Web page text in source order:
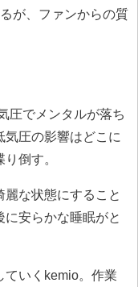
が、ファンからの質
圧でメンタルが落ち
圧の影響はどこに
倒す。
な状態にすること
安らかな睡眠がと
ていくkemio。作業